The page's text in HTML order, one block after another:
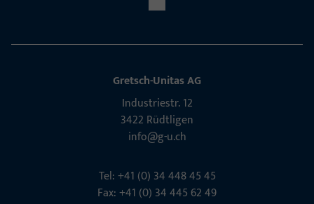
Gretsch-Unitas AG
Indu­s­triestr. 12
3422 Rüdt­ligen
info@g-u.ch
Tel: +41 (0) 34 448 45 45
Fax: +41 (0) 34 445 62 49